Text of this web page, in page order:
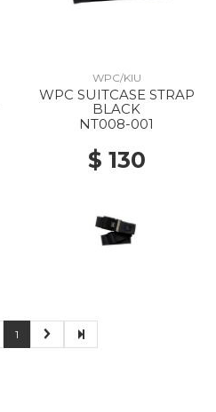
WPC/KIU
WPC SUITCASE STRAP
BLACK
NT008-001
$ 130
1